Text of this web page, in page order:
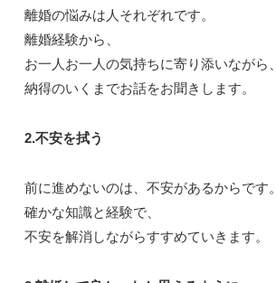
離婚の悩みは人それぞれです。
離婚経験から、
お一人お一人の気持ちに寄り添いながら、
納得のいくまでお話をお聞きします。
2.不安を拭う
前に進めないのは、不安があるからです。
確かな知識と経験で、
不安を解消しながらすすめていきます。